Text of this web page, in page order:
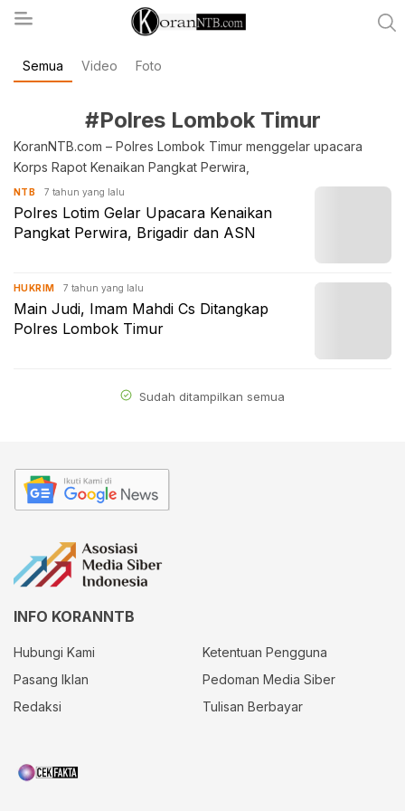
koranntb.com
Semua Video Foto
#Polres Lombok Timur
KoranNTB.com – Polres Lombok Timur menggelar upacara
Korps Rapot Kenaikan Pangkat Perwira,
NTB 7 tahun yang lalu
Polres Lotim Gelar Upacara Kenaikan
Pangkat Perwira, Brigadir dan ASN
HUKRIM 7 tahun yang lalu
Main Judi, Imam Mahdi Cs Ditangkap
Polres Lombok Timur
Sudah ditampilkan semua
INFO KORANNTB
Hubungi Kami
Ketentuan Pengguna
Pasang Iklan
Pedoman Media Siber
Redaksi
Tulisan Berbayar